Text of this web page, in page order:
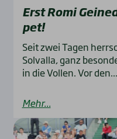
Erst Romi
pet!
Seit zwei Tagen
Solvalla, ganz
in die Vollen. Vor den...
Mehr...